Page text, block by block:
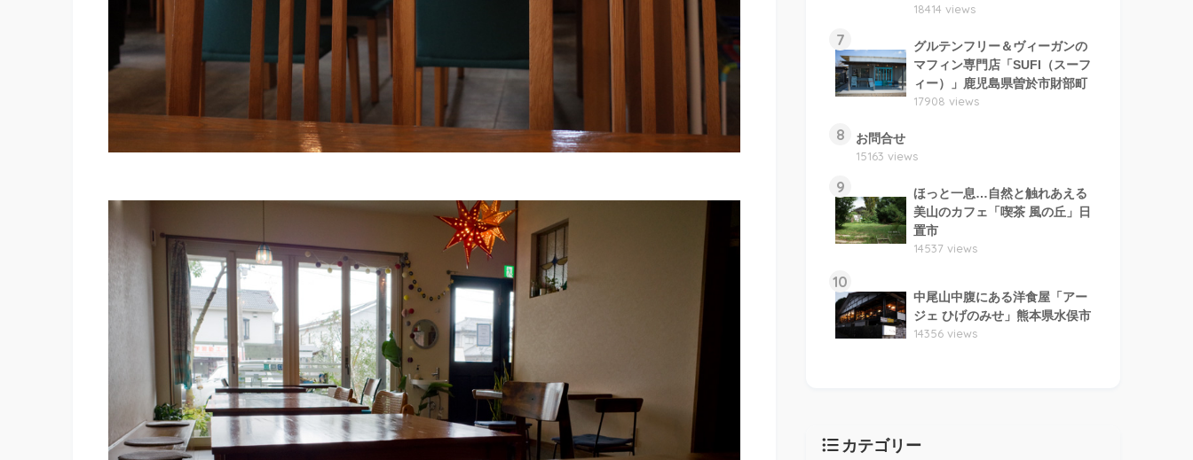
18414 views
7
グルテンフリー＆ヴィーガンの
マフィン専門店「SUFI（スーフ
ィー）」鹿児島県曽於市財部町
17908 views
8
お問合せ
15163 views
9
ほっと一息…自然と触れあえる
美山のカフェ「喫茶 風の丘」日
置市
14537 views
10
中尾山中腹にある洋食屋「アー
ジェ ひげのみせ」熊本県水俣市
14356 views
カテゴリー